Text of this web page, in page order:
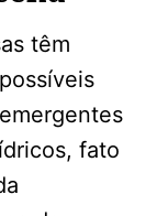
têm
fato